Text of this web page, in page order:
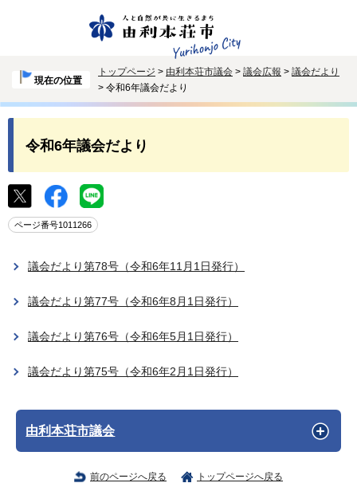
現在の位置
トップページ > 由利本荘市議会 > 議会広報 > 議会だより
> 令和6年議会だより
令和6年議会だより
ページ番号1011266
議会だより第78号（令和6年11月1日発行）
議会だより第77号（令和6年8月1日発行）
議会だより第76号（令和6年5月1日発行）
議会だより第75号（令和6年2月1日発行）
由利本荘市議会
前のページへ戻る トップページへ戻る